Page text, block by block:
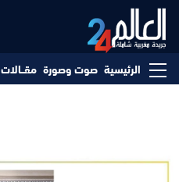
الرئيسية صوت وصورة مقــالات EN